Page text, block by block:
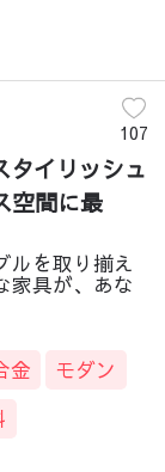
107
タイリッシュ
空間に最
ルを取り揃え
家具が、あな
金
モダン